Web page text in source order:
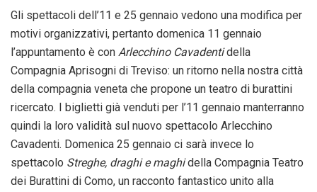
Gli spettacoli dell’11 e 25 gennaio vedono una modifica per
motivi organizzativi, pertanto domenica 11 gennaio
l’appuntamento è con Arlecchino Cavadentidella
Compagnia Aprisogni di Treviso: un ritorno nella nostra città
della compagnia veneta che propone un teatro di burattini
ricercato. I biglietti già venduti per l’11 gennaio manterranno
quindi la loro validità sul nuovo spettacolo Arlecchino
Cavadenti. Domenica 25 gennaio ci sarà invece lo
spettacolo Streghe, draghi e maghidella Compagnia Teatro
dei Burattini di Como, un racconto fantastico unito alla